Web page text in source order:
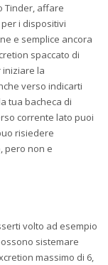
Tinder, affare
i dispositivi
e semplice ancora
spaccato di
iniziare la
verso indicarti
tua bacheca di
corrente lato puoi
risiedere
pero non e
volto ad esempio
sistemare
massimo di 6,